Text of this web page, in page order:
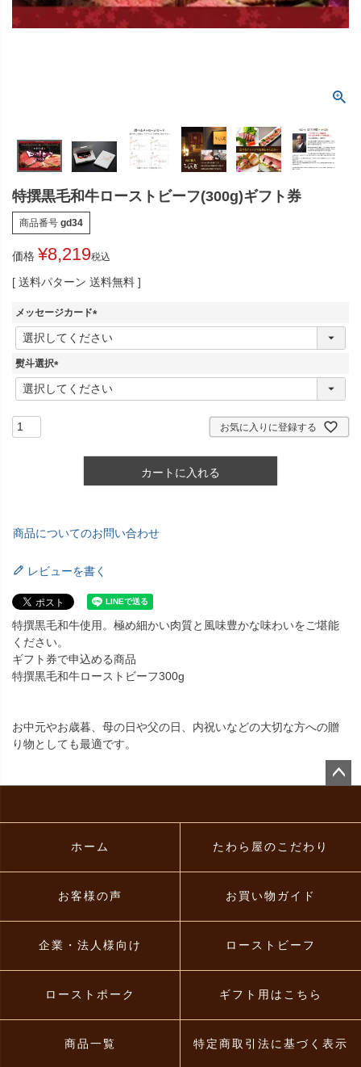
特撰黒毛和牛ローストビーフ(300g)ギフト券
商品番号 gd34
価格 ¥8,219税込
送料パターン 送料無料
メッセージカード
(
必
熨斗選択
(
必
お気に入りに登録する
カートに入れる
商品についてのお問い合わせ
レビューを書く
特撰黒毛和牛使用。極め細かい肉質と風味豊かな味わいをご堪能
ください。
ギフト券で申込める商品
特撰黒毛和牛ローストビーフ300g
お中元やお歳暮、母の日や父の日、内祝いなどの大切な方への贈
り物としても最適です。
ホーム たわら屋のこだわり
お客様の声 お買い物ガイド
企業・法人様向け ローストビーフ
ローストポーク ギフト用はこちら
商品一覧 特定商取引法に基づく表示